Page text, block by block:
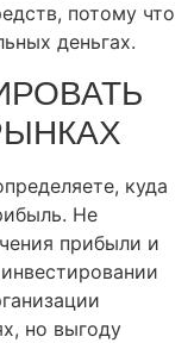
потому что
деньгах.
куда
Не
прибыли и
но выгоду